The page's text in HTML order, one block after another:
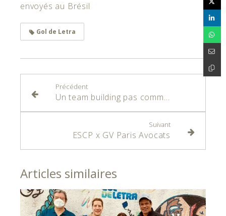
envoyés au Brésil
Gol de Letra
Précédent
Un team building pas comme les autres
Suivant
ESCP x GV Paris Avocats
Articles similaires